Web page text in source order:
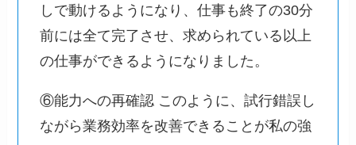
しで動けるようになり、仕事も終了の30分
前には全て完了させ、求められている以上
の仕事ができるようになりました。
⑥能力への再確認 このように、試行錯誤し
ながら業務効率を改善できることが私の強